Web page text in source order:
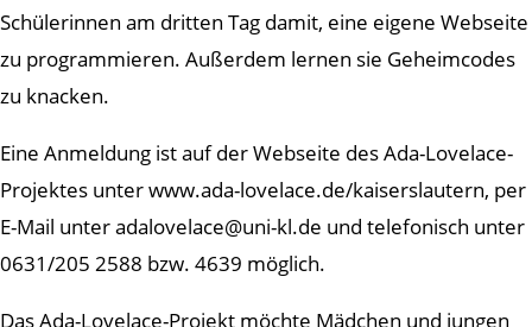
Schülerinnen am dritten Tag damit, eine eigene Webseite
zu programmieren. Außerdem lernen sie Geheimcodes
zu knacken.
Eine Anmeldung ist auf der Webseite des Ada-Lovelace-
Projektes unter www.ada-lovelace.de/kaiserslautern, per
E-Mail unter adalovelace@uni-kl.de und telefonisch unter
0631/205 2588 bzw. 4639 möglich.
Das Ada-Lovelace-Projekt möchte Mädchen und jungen